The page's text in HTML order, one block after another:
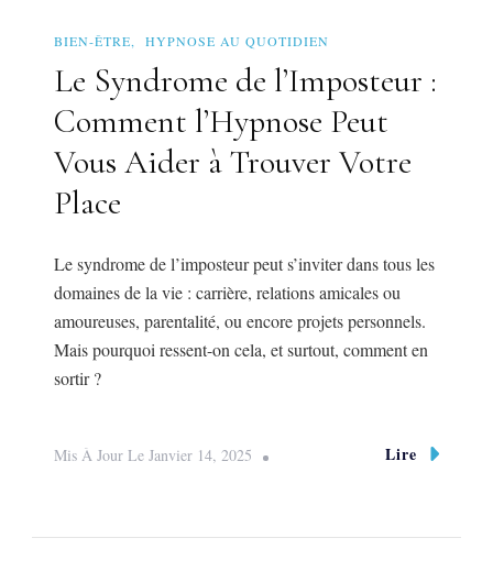
BIEN-ÊTRE HYPNOSE AU QUOTIDIEN
Le Syndrome de l’Imposteur :
Comment l’Hypnose Peut
Vous Aider à Trouver Votre
Place
Le syndrome de l’imposteur peut s’inviter dans tous les
domaines de la vie : carrière, relations amicales ou
amoureuses, parentalité, ou encore projets personnels.
Mais pourquoi ressent-on cela, et surtout, comment en
sortir ?
Mis À Jour Le Janvier 14, 2025 Lire